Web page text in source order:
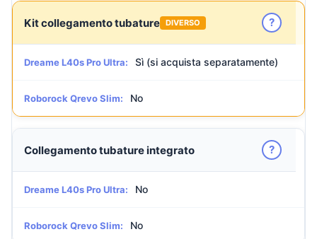
Kit collegamento tubature DIVERSO ?
Dreame L40s Pro Ultra: Sì (si acquista separatamente)
Roborock Qrevo Slim: No
Collegamento tubature integrato ?
Dreame L40s Pro Ultra: No
Roborock Qrevo Slim: No